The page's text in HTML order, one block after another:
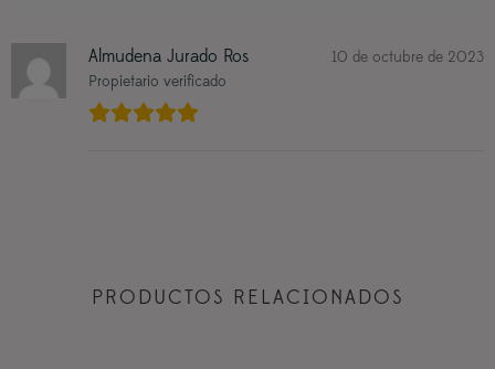
Almudena Jurado Ros
Propietario verificado
10 de octubre de 2023
PRODUCTOS RELACIONADOS